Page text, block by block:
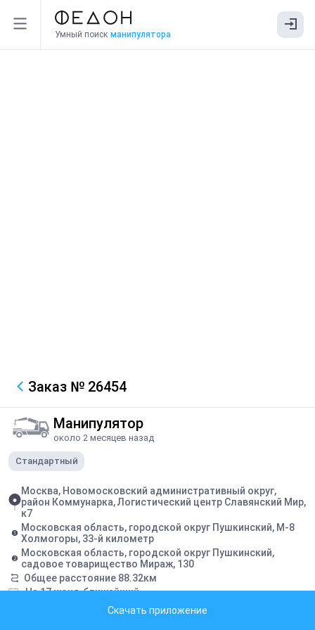
Умный поиск манипулятора
Заказ № 26454
Манипулятор
около 2 месяцев назад
Стандартный
Москва, Новомосковский административный округ,
район Коммунарка, Логистический центр Славянский Мир,
к7
Московская область, городской округ Пушкинский, М-8
Холмогоры, 33-й километр
Московская область, городской округ Пушкинский,
садовое товарищество Мираж, 130
Общее расстояние 88.32км
На 17 июня, ближайший
Комиссия Федон:2402 ₽
Скачать приложение